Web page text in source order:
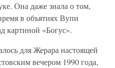
Она даже знала о том,
в объятиях Вупи
картиной «Богус».
для Жерара настоящей
вечером 1990 года,